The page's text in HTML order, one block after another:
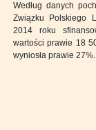
Według danych
Związku Polskiego
2014 roku
wartości prawie 18
wyniosła prawie 27%.